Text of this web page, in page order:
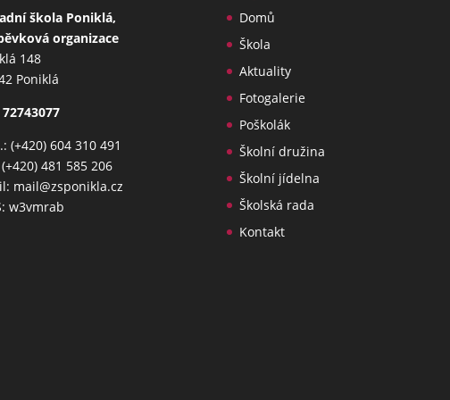
škola Poniklá,
organizace
148
Poniklá
(+420) 604 310 491
481 585 206
mail@zsponikla.cz
w3vmrab
Domů
Škola
Aktuality
Fotogalerie
Poškolák
Školní družina
Školní jídelna
Školská rada
Kontakt